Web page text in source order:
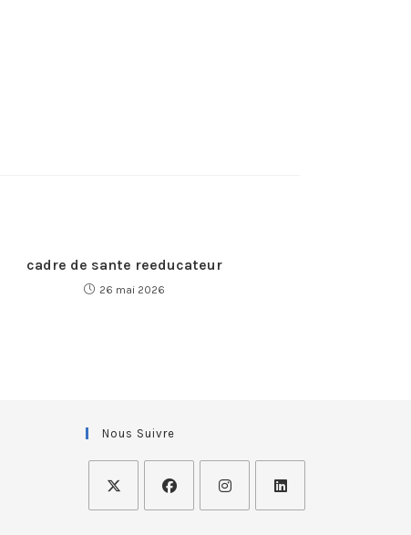
cadre de sante reeducateur
26 mai 2026
Nous Suivre